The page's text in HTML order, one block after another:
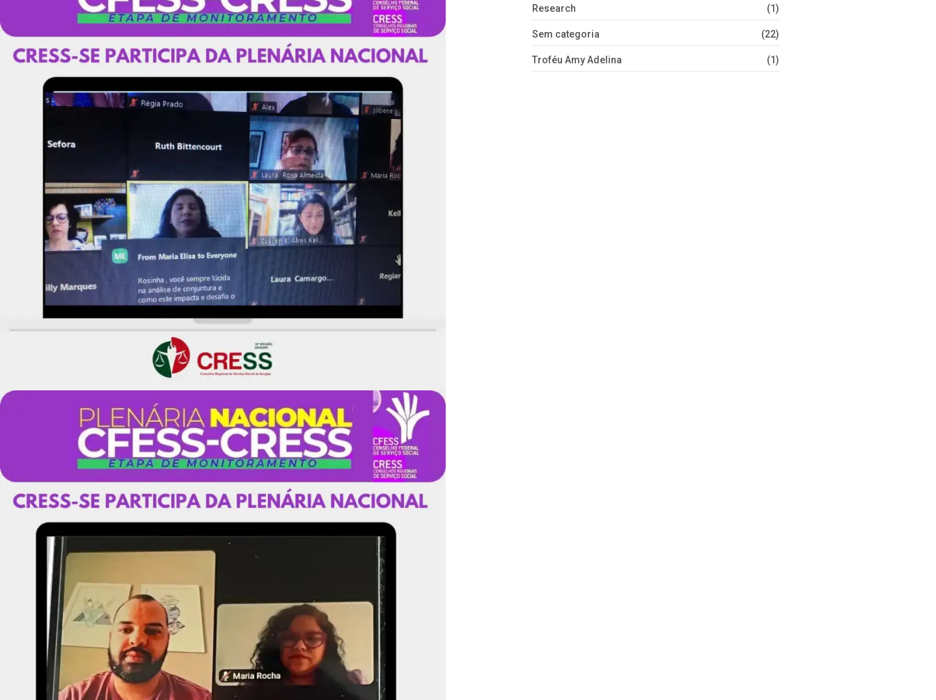
Research (1)
Sem categoria (22)
Troféu Amy Adelina (1)